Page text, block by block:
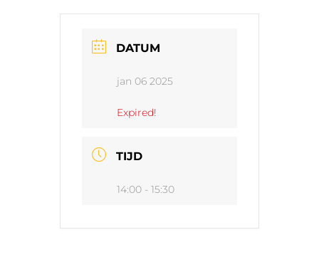
DATUM
jan 06 2025
Expired!
TIJD
14:00 - 15:30